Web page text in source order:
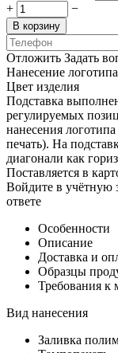
+
−
В корзину
Отложить Задать
Нанесение логотипа
Цвет изделия
Подставка
регулируемых
нанесения
печать). На
диагонали как
Поставляется в
Войдите в учётную
ответе
Особенности
Описание
Доставка и
Образцы
Требования к
Вид нанесения
Заливка